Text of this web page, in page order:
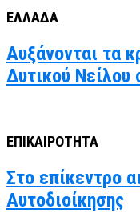
ΕΛΛΑΔΑ
Αυξάνονται τα
Δυτικού Νείλου
ΕΠΙΚΑΙΡΟΤΗΤΑ
Στο επίκεντρο
Αυτοδιοίκησης